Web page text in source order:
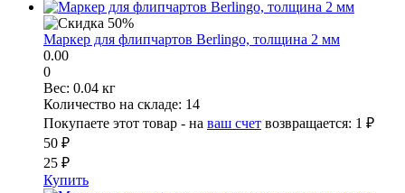
Маркер для флипчартов Berlingo, толщина 2 мм
0.00
0
Вес: 0.04 кг
Количество на складе: 14
Покупаете этот товар - на ваш счет возвращается: 1 ₽
50 ₽
25 ₽
Купить